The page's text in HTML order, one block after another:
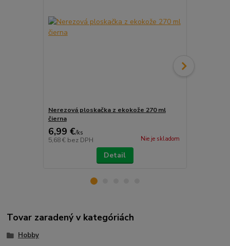
Nerezová ploskačka z ekokože 270 ml
čierna
6,99 €/ks
5,68 € bez DPH Nie je skladom
Detail
Tovar zaradený v kategóriách
Hobby